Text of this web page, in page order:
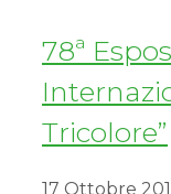
78ª
Tricolore”
17 Ottobre